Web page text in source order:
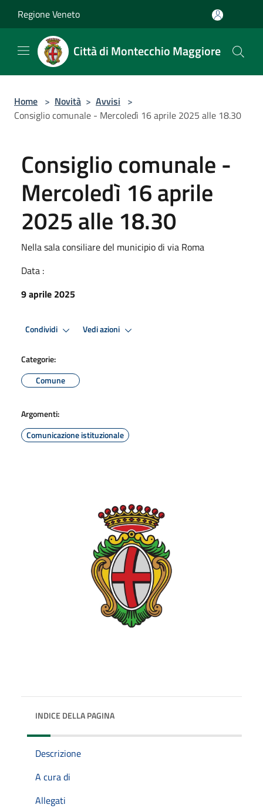
Regione Veneto
Città di Montecchio Maggiore
Home > Novità > Avvisi >
Consiglio comunale - Mercoledì 16 aprile 2025 alle 18.30
Consiglio comunale -
Mercoledì 16 aprile
2025 alle 18.30
Nella sala consiliare del municipio di via Roma
Data :
9 aprile 2025
Condividi Vedi azioni
Categorie:
Comune
Argomenti:
Comunicazione istituzionale
INDICE DELLA PAGINA
Descrizione
A cura di
Allegati